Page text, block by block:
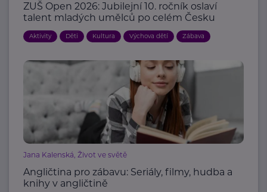
ZUŠ Open 2026: Jubilejní 10. ročník oslaví
talent mladých umělců po celém Česku
Aktivity Děti Kultura Výchova dětí Zábava
Jana Kalenská, Život ve světě
Angličtina pro zábavu: Seriály, filmy, hudba a
knihy v angličtině